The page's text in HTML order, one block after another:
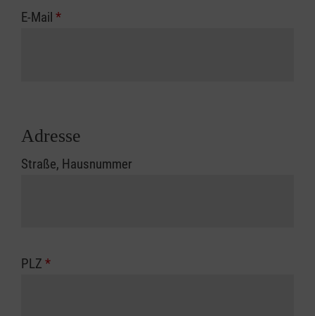
E-Mail *
Adresse
Straße, Hausnummer
PLZ *